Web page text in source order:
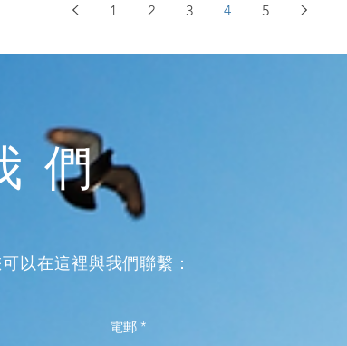
1 2 3 4 5
們
以在這裡與我們聯繫：